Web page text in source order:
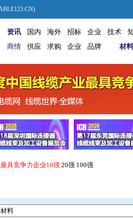
资讯 国内 海外 招标 企业 技术
商情
供应 求购 企业 品牌 材料
具竞争力企业10强 20强 100强